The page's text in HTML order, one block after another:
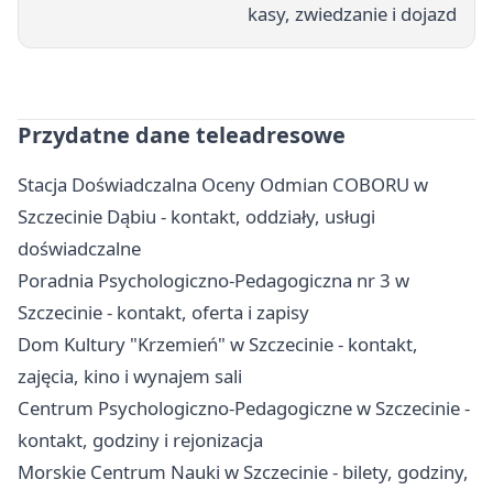
kasy, zwiedzanie i dojazd
Przydatne dane teleadresowe
Stacja Doświadczalna Oceny Odmian COBORU w
Szczecinie Dąbiu - kontakt, oddziały, usługi
doświadczalne
Poradnia Psychologiczno-Pedagogiczna nr 3 w
Szczecinie - kontakt, oferta i zapisy
Dom Kultury "Krzemień" w Szczecinie - kontakt,
zajęcia, kino i wynajem sali
Centrum Psychologiczno-Pedagogiczne w Szczecinie -
kontakt, godziny i rejonizacja
Morskie Centrum Nauki w Szczecinie - bilety, godziny,